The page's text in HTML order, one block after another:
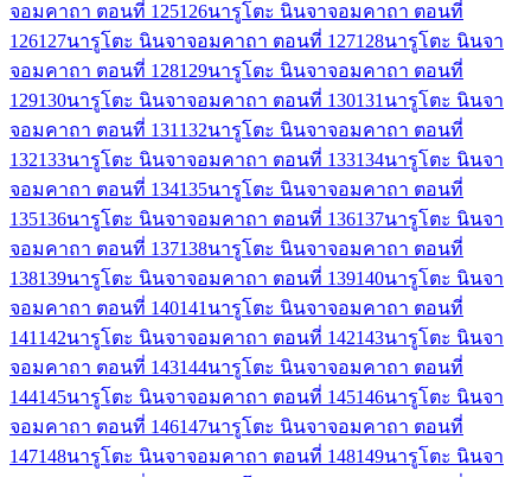
จอมคาถา ตอนที่ 125126นารูโตะ นินจาจอมคาถา ตอนที่
126127นารูโตะ นินจาจอมคาถา ตอนที่ 127128นารูโตะ นินจา
จอมคาถา ตอนที่ 128129นารูโตะ นินจาจอมคาถา ตอนที่
129130นารูโตะ นินจาจอมคาถา ตอนที่ 130131 นารูโตะ นินจา
จอมคาถา ตอนที่ 131 132นารูโตะ นินจาจอมคาถา ตอนที่
132133นารูโตะ นินจาจอมคาถา ตอนที่ 133134นารูโตะ นินจา
จอมคาถา ตอนที่ 134135นารูโตะ นินจาจอมคาถา ตอนที่
135136นารูโตะ นินจาจอมคาถา ตอนที่ 136137นารูโตะ นินจา
จอมคาถา ตอนที่ 137138นารูโตะ นินจาจอมคาถา ตอนที่
138139นารูโตะ นินจาจอมคาถา ตอนที่ 139140นารูโตะ นินจา
จอมคาถา ตอนที่ 140141 นารูโตะ นินจาจอมคาถา ตอนที่
141 142นารูโตะ นินจาจอมคาถา ตอนที่ 142143นารูโตะ นินจา
จอมคาถา ตอนที่ 143144นารูโตะ นินจาจอมคาถา ตอนที่
144145นารูโตะ นินจาจอมคาถา ตอนที่ 145146นารูโตะ นินจา
จอมคาถา ตอนที่ 146147นารูโตะ นินจาจอมคาถา ตอนที่
147148นารูโตะ นินจาจอมคาถา ตอนที่ 148149นารูโตะ นินจา